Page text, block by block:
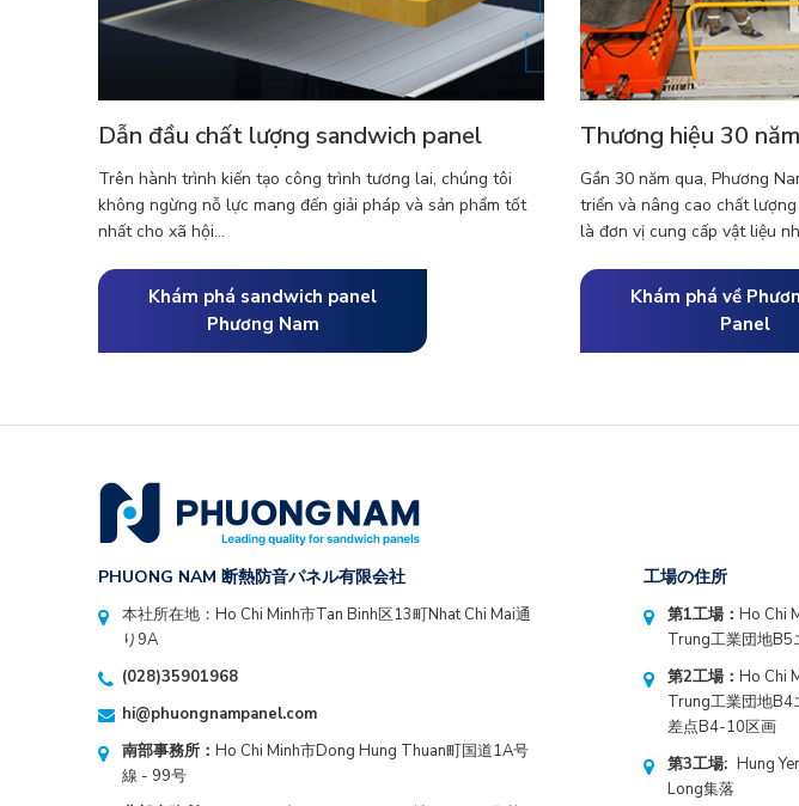
Dẫn đầu chất lượng sandwich panel
Trên hành trình kiến tạo công trình tương lai, chúng tôi
không ngừng nỗ lực mang đến giải pháp và sản phẩm tốt
nhất cho xã hội...
Khám phá sandwich panel
Phương Nam
Thương hiệu 30
Gần 30 năm qua, Phương
triển và nâng cao chất
là đơn vị cung cấp vật liệu
Khám phá về
Panel
PHUONG NAM 断熱防音パネル有限会社
本社所在地：Ho Chi Minh市Tan Binh区13町Nhat Chi Mai通
り9A
(028)35901968
hi@phuongnampanel.com
南部事務所： Ho Chi Minh市Dong Hung Thuan町国道1A号
線 - 99号
工場の住所
第1工場： Ho Chi
Trung工業団地
第2工場： Ho Chi
Trung工業団地B4
差点B4-10区画
第3工場: Hung
Long集落